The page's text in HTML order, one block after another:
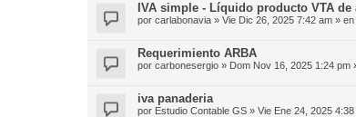
IVA simple - Líquido producto VTA de
por carlabonavia » Vie Dic 26, 2025 7:42 am » en
Requerimiento ARBA
por carbonesergio » Dom Nov 16, 2025 1:24 pm
iva panaderia
por Estudio Contable GS » Vie Ene 24, 2025 4:38